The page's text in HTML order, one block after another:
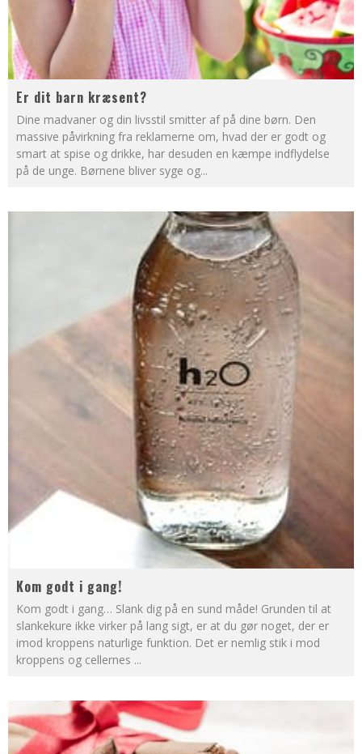
Er dit barn kræsent?
Dine madvaner og din livsstil smitter af på dine børn. Den
massive påvirkning fra reklamerne om, hvad der er godt og
smart at spise og drikke, har desuden en kæmpe indflydelse
på de unge. Børnene bliver syge og...
Kom godt i gang!
Kom godt i gang… Slank dig på en sund måde! Grunden til at
slankekure ikke virker på lang sigt, er at du gør noget, der er
imod kroppens naturlige funktion. Det er nemlig stik i mod
kroppens og cellernes ...